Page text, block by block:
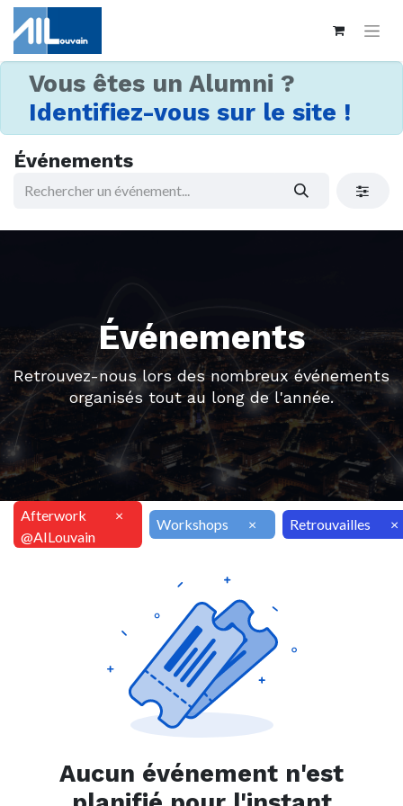
Vous êtes un Alumni ?
Identifiez-vous sur le site !
Événements
Événements
Retrouvez-nous lors des nombreux événements
organisés tout au long de l'année.
Afterwork
@AILouvain
×
Workshops × Retrouvailles ×
Aucun événement n'est